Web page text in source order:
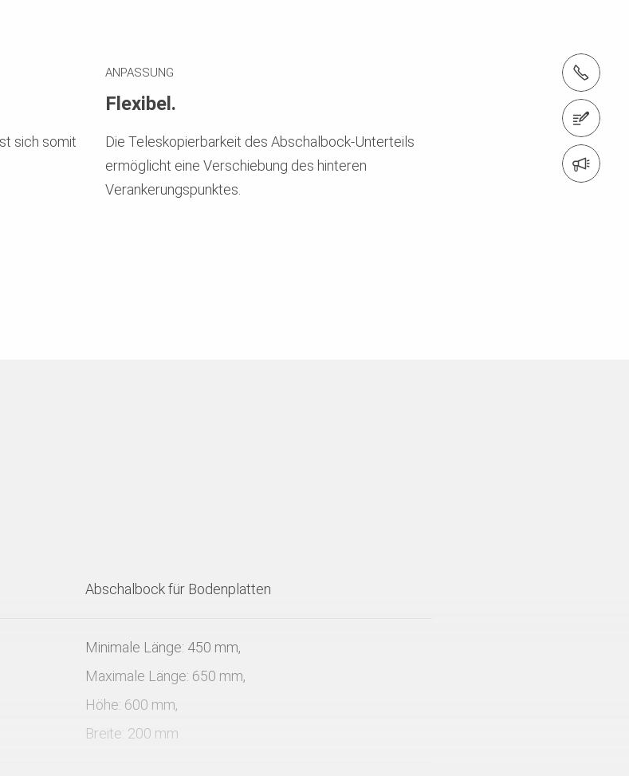
sich somit
ANPASSUNG
Flexibel.
Die Teleskopierbarkeit des Abschalbock-Unterteils
ermöglicht eine Verschiebung des hinteren
Verankerungspunktes.
Abschalbock für Bodenplatten
Minimale Länge: 450 mm,
Maximale Länge: 650 mm,
Höhe: 600 mm,
Breite: 200 mm